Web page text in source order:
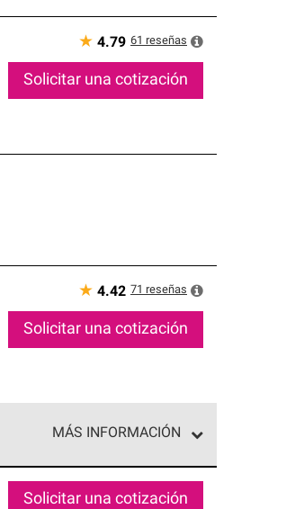
★ 4.79 61 reseñas
Solicitar una cotización
★ 4.42 71 reseñas
Solicitar una cotización
MÁS INFORMACIÓN
Solicitar una cotización